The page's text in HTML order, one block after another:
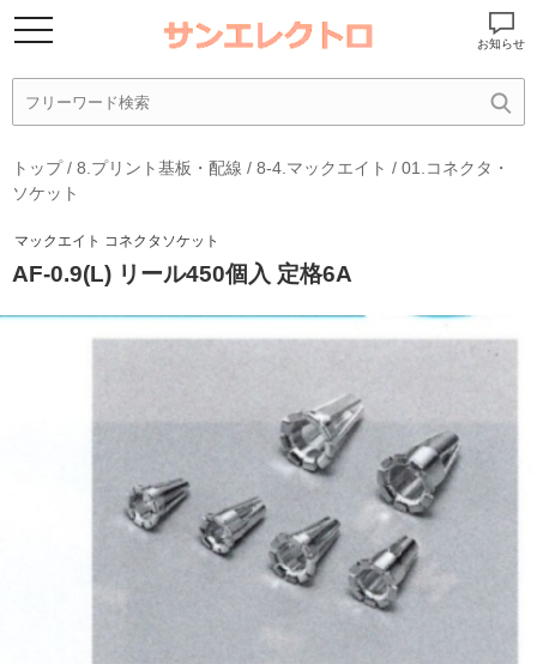
お知らせ
トップ/ 8.プリント基板・配線 / 8-4.マックエイト / 01.コネクタ・
ソケット
マックエイト コネクタソケット
AF-0.9(L) リール450個入 定格6A